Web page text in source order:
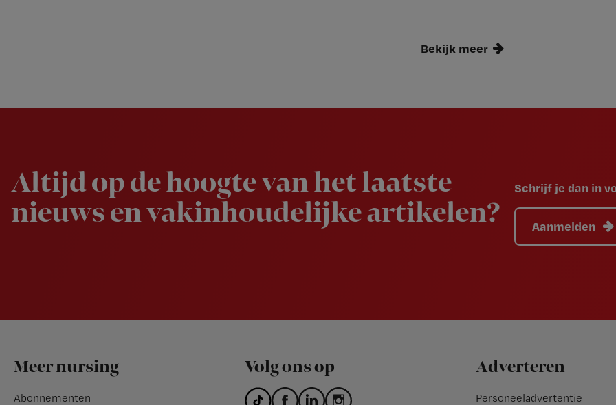
Bekijk meer
Altijd op de hoogte van het laatste
nieuws en vakinhoudelijke artikelen?
Schrijf je dan in
Aanmelden
Footer
Meer nursing
Abonnementen
Volg ons op Adverteren
Personeeladvertentie